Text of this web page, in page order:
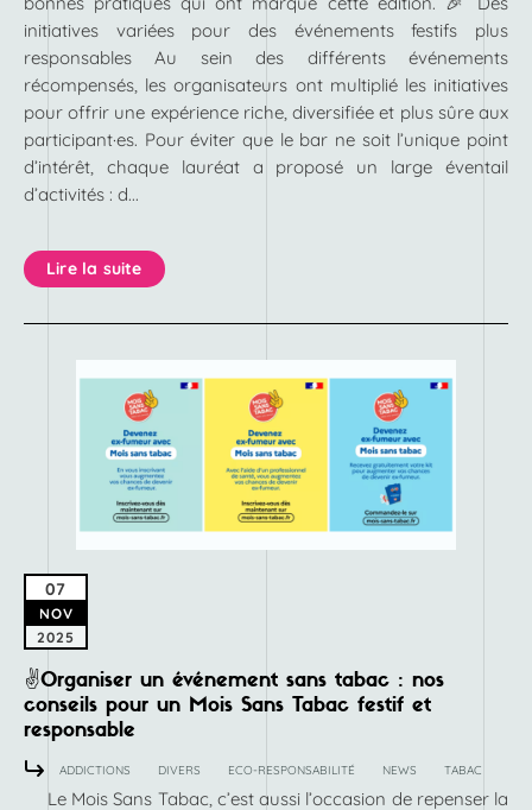
initiatives variées pour des événements festifs plus
responsables Au sein des différents événements
récompensés, les organisateurs ont multiplié les initiatives
pour offrir une expérience riche, diversifiée et plus sûre aux
participant·es. Pour éviter que le bar ne soit l’unique point
d’intérêt, chaque lauréat a proposé un large éventail
d’activités : d...
Lire la suite
07
NOV
2025
✌️Organiser un événement sans tabac : nos
conseils pour un Mois Sans Tabac festif et
responsable
ADDICTIONS DIVERS ECO-RESPONSABILITÉ NEWS TABAC
Le Mois Sans Tabac, c’est aussi l’occasion de repenser la